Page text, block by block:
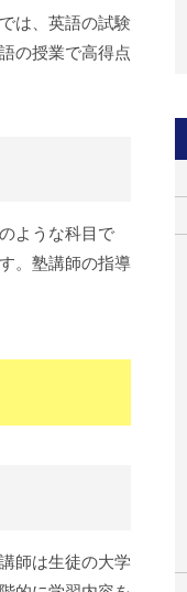
は、英語の試験
の授業で高得点
ような科目で
。塾講師の指導
師は生徒の大学